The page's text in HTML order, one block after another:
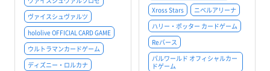
Xross Stars
ニベルアリーナ
ハリー・ポッター カードゲーム
Reバース
パルワールド オフィシャルカー
ドゲーム
ヴァイスシュヴァルツ
hololive OFFICIAL CARD GAME
ウルトラマンカードゲーム
ディズニー・ロルカナ